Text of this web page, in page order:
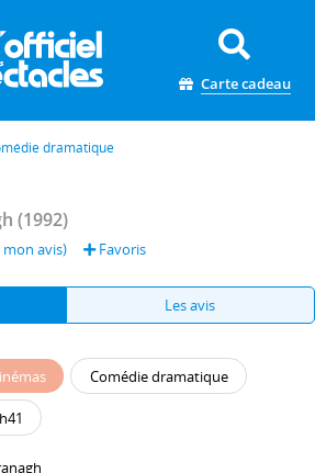
Carte cadeau
dramatique
(1992)
avis) Favoris
Les avis
Comédie dramatique